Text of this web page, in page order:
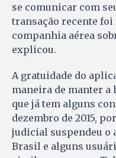
se comunicar com
transação recente
companhia aérea
explicou.
A gratuidade do
maneira de manter a
que já tem alguns
dezembro de 2015,
judicial suspendeu o
Brasil e alguns